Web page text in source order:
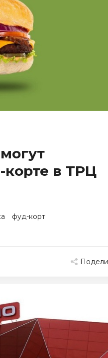
корте в ТРЦ
фуд-корт